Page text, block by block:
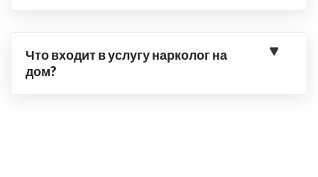
Что входит в услугу нарколог на
дом?